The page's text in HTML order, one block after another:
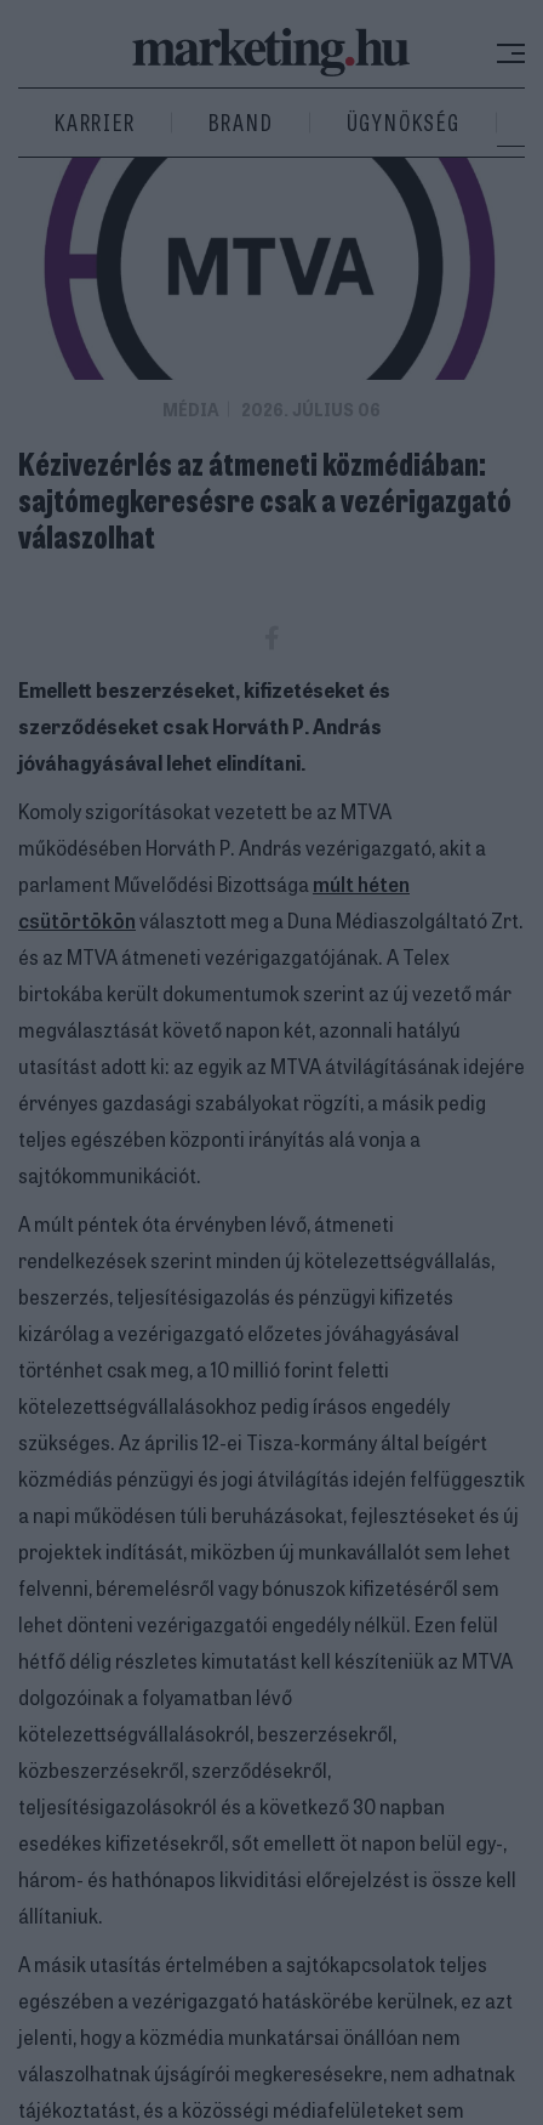
KARRIER BRAND ÜGYNÖKSÉG
Kézivezérlés az átmeneti közmédiában:
sajtómegkeresésre csak a vezérigazgató
válaszolhat
Emellett beszerzéseket, kifizetéseket és
szerződéseket csak Horváth P. András
jóváhagyásával lehet elindítani.
Komoly szigorításokat vezetett be az MTVA
működésében Horváth P. András vezérigazgató, akit a
parlament Művelődési Bizottsága múlt héten
csütörtökönválasztott meg a Duna Médiaszolgáltató Zrt.
és az MTVA átmeneti vezérigazgatójának. A Telex
birtokába került dokumentumok szerint az új vezető már
megválasztását követő napon két, azonnali hatályú
utasítást adott ki: az egyik az MTVA átvilágításának idejére
érvényes gazdasági szabályokat rögzíti, a másik pedig
teljes egészében központi irányítás alá vonja a
sajtókommunikációt.
A múlt péntek óta érvényben lévő, átmeneti
rendelkezések szerint minden új kötelezettségvállalás,
beszerzés, teljesítésigazolás és pénzügyi kifizetés
kizárólag a vezérigazgató előzetes jóváhagyásával
történhet csak meg, a 10 millió forint feletti
kötelezettségvállalásokhoz pedig írásos engedély
szükséges. Az április 12-ei Tisza-kormány által beígért
közmédiás pénzügyi és jogi átvilágítás idején felfüggesztik
a napi működésen túli beruházásokat, fejlesztéseket és új
projektek indítását, miközben új munkavállalót sem lehet
felvenni, béremelésről vagy bónuszok kifizetéséről sem
lehet dönteni vezérigazgatói engedély nélkül. Ezen felül
hétfő délig részletes kimutatást kell készíteniük az MTVA
dolgozóinak a folyamatban lévő
kötelezettségvállalásokról, beszerzésekről,
közbeszerzésekről, szerződésekről,
teljesítésigazolásokról és a következő 30 napban
esedékes kifizetésekről, sőt emellett öt napon belül egy-,
három- és hathónapos likviditási előrejelzést is össze kell
állítaniuk.
A másik utasítás értelmében a sajtókapcsolatok teljes
egészében a vezérigazgató hatáskörébe kerülnek, ez azt
jelenti, hogy a közmédia munkatársai önállóan nem
válaszolhatnak újságírói megkeresésekre, nem adhatnak
tájékoztatást, és a közösségi médiafelületeket sem